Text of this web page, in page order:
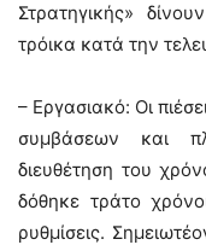
Στρατηγικής»
τρόικα κατά την
– Εργασιακό: Οι
συμβάσεων και
διευθέτηση του
δόθηκε τράτο
ρυθμίσεις.